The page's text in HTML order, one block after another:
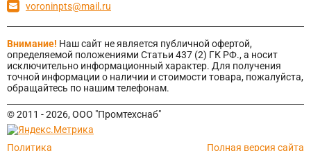
voroninpts@mail.ru
Внимание! Наш сайт не является публичной офертой,
определяемой положениями Статьи 437 (2) ГК РФ., а носит
исключительно информационный характер. Для получения
точной информации о наличии и стоимости товара, пожалуйста,
обращайтесь по нашим телефонам.
© 2011 - 2026, ООО "Промтехснаб"
Политика Полная версия сайта